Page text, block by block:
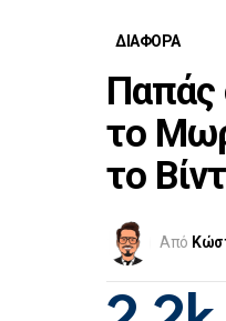
ΔΙΑΦΟΡΑ
Παπάς
το
το
Από